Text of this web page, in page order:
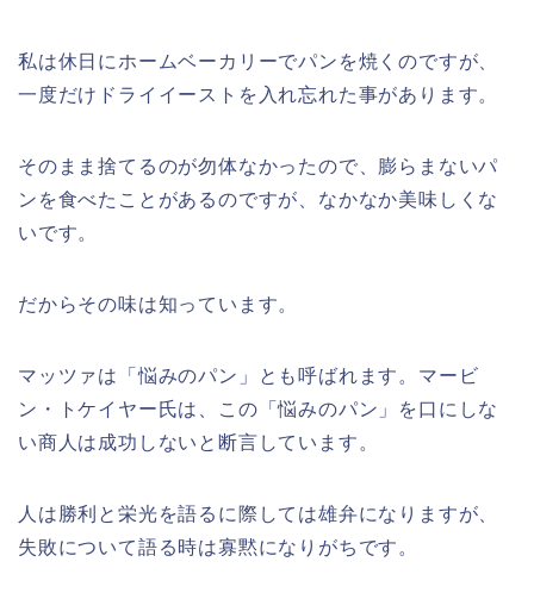
私は休日にホームベーカリーでパンを焼くのですが、
一度だけドライイーストを入れ忘れた事があります。
そのまま捨てるのが勿体なかったので、膨らまないパ
ンを食べたことがあるのですが、なかなか美味しくな
いです。
だからその味は知っています。
マッツァは「悩みのパン」とも呼ばれます。マービ
ン・トケイヤー氏は、この「悩みのパン」を口にしな
い商人は成功しないと断言しています。
人は勝利と栄光を語るに際しては雄弁になりますが、
失敗について語る時は寡黙になりがちです。